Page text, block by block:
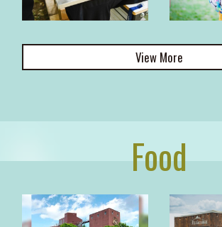
View
Food